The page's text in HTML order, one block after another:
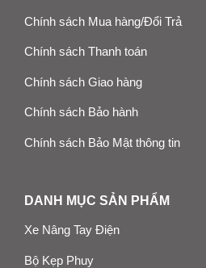
Chính sách Mua hàng/Đổi Trả
Chính sách Thanh toán
Chính sách Giao hàng
Chính sách Bảo hành
Chính sách Bảo Mật thông tin
DANH MỤC SẢN PHẨM
Xe Nâng Tay Điện
Bộ Kẹp Phuy